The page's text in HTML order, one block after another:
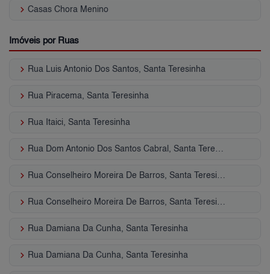
keyboard_arrow_right Casas Chora Menino
Imóveis por Ruas
keyboard_arrow_right Rua Luis Antonio Dos Santos, Santa Teresinha
keyboard_arrow_right Rua Piracema, Santa Teresinha
keyboard_arrow_right Rua Itaici, Santa Teresinha
keyboard_arrow_right
keyboard_arrow_right
keyboard_arrow_right
keyboard_arrow_right Rua Damiana Da Cunha, Santa Teresinha
keyboard_arrow_right Rua Damiana Da Cunha, Santa Teresinha